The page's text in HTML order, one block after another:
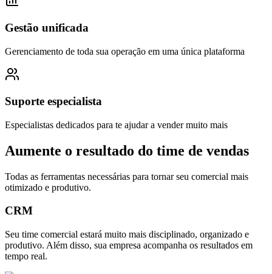
Gestão unificada
Gerenciamento de toda sua operação em uma única plataforma
Suporte especialista
Especialistas dedicados para te ajudar a vender muito mais
Aumente o resultado do time de vendas
Todas as ferramentas necessárias para tornar seu comercial mais
otimizado e produtivo.
CRM
Seu time comercial estará muito mais disciplinado, organizado e
produtivo. Além disso, sua empresa acompanha os resultados em
tempo real.